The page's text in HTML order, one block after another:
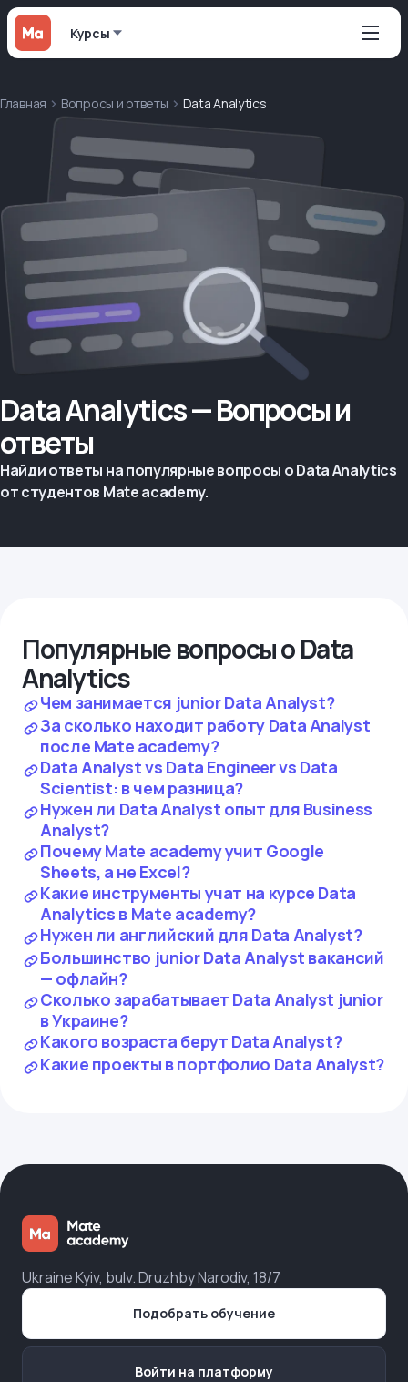
Курсы
Главная Вопросы и ответы Data Analytics
Data Analytics — Вопросы и
ответы
Найди ответы на популярные вопросы о Data Analytics
от студентов Mate academy.
Популярные вопросы о Data
Analytics
Чем занимается junior Data Analyst?
За сколько находит работу Data Analyst
после Mate academy?
Data Analyst vs Data Engineer vs Data
Scientist: в чем разница?
Нужен ли Data Analyst опыт для Business
Analyst?
Почему Mate academy учит Google
Sheets, а не Excel?
Какие инструменты учат на курсе Data
Analytics в Mate academy?
Нужен ли английский для Data Analyst?
Большинство junior Data Analyst вакансий
— офлайн?
Сколько зарабатывает Data Analyst junior
в Украине?
Какого возраста берут Data Analyst?
Какие проекты в портфолио Data Analyst?
Ukraine Kyiv, bulv. Druzhby Narodiv, 18/7
Подобрать обучение
Войти на платформу